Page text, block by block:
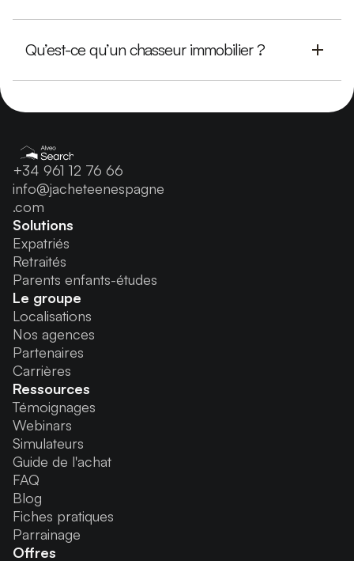
Qu’est-ce qu’un chasseur immobilier ?
+34 961 12 76 66
info@jacheteenespagne
.com
Solutions
Expatriés
Retraités
Parents enfants-études
Le groupe
Localisations
Nos agences
Partenaires
Carrières
Ressources
Témoignages
Webinars
Simulateurs
Guide de l'achat
FAQ
Blog
Fiches pratiques
Parrainage
Offres